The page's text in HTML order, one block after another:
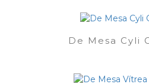
De Mesa Cyli